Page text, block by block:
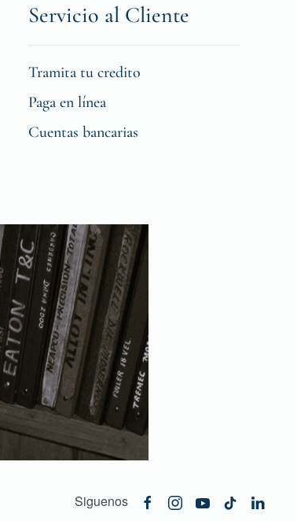
Servicio al Cliente
Tramita tu credito
Paga en línea
Cuentas bancarias
Siguenos